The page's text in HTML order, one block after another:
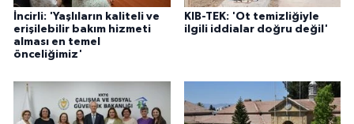
İncirli: 'Yaşlıların kaliteli ve
erişilebilir bakım hizmeti
alması en temel
önceliğimiz'
KIB-TEK: 'Ot temizliğiyle
ilgili iddialar doğru değil'